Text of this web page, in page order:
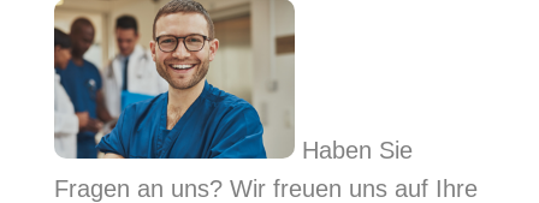
Haben Sie
Fragen an uns? Wir freuen uns auf Ihre